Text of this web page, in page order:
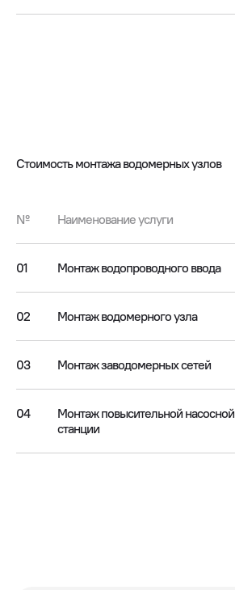
Стоимость монтажа водомерных узлов
№ Наименование услуги
01 Монтаж водопроводного ввода
02 Монтаж водомерного узла
03 Монтаж заводомерных сетей
04
Монтаж повысительной насосной
станции